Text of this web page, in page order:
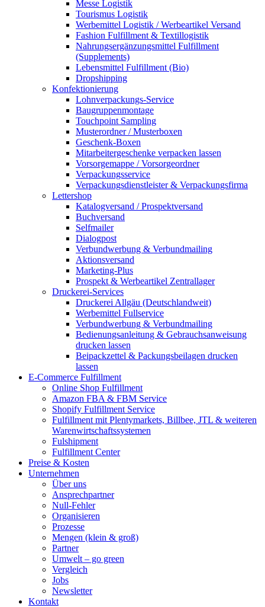
Messe Logistik
Tourismus Logistik
Werbemittel Logistik / Werbeartikel Versand
Fashion Fulfillment & Textillogistik
Nahrungsergänzungsmittel Fulfillment
(Supplements)
Lebensmittel Fulfillment (Bio)
Dropshipping
Konfektionierung
Lohnverpackungs-Service
Baugruppenmontage
Touchpoint Sampling
Musterordner / Musterboxen
Geschenk-Boxen
Mitarbeitergeschenke verpacken lassen
Vorsorgemappe / Vorsorgeordner
Verpackungsservice
Verpackungsdienstleister & Verpackungsfirma
Lettershop
Katalogversand / Prospektversand
Buchversand
Selfmailer
Dialogpost
Verbundwerbung & Verbundmailing
Aktionsversand
Marketing-Plus
Prospekt & Werbeartikel Zentrallager
Druckerei-Services
Druckerei Allgäu (Deutschlandweit)
Werbemittel Fullservice
Verbundwerbung & Verbundmailing
Bedienungsanleitung & Gebrauchsanweisung
drucken lassen
Beipackzettel & Packungsbeilagen drucken
lassen
E-Commerce Fulfillment
Online Shop Fulfillment
Amazon FBA & FBM Service
Shopify Fulfillment Service
Fulfillment mit Plentymarkets, Billbee, JTL & weiteren
Warenwirtschaftssystemen
Fulshipment
Fulfillment Center
Preise & Kosten
Unternehmen
Über uns
Ansprechpartner
Null-Fehler
Organisieren
Prozesse
Mengen (klein & groß)
Partner
Umwelt – go green
Vergleich
Jobs
Newsletter
Kontakt